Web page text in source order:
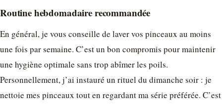
Routine hebdomadaire recommandée
En général, je vous conseille de laver vos pinceaux au moins
une fois par semaine. C’est un bon compromis pour maintenir
une hygiène optimale sans trop abîmer les poils.
Personnellement, j’ai instauré un rituel du dimanche soir : je
nettoie mes pinceaux tout en regardant ma série préférée. C’est